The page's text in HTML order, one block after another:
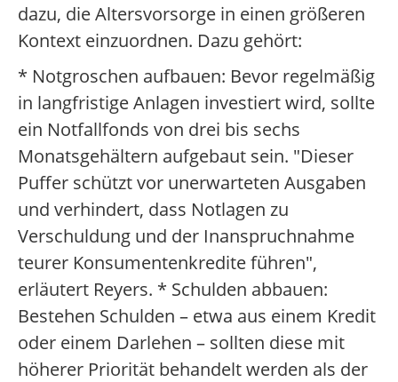
dazu, die Altersvorsorge in einen größeren
Kontext einzuordnen. Dazu gehört:
* Notgroschen aufbauen: Bevor regelmäßig
in langfristige Anlagen investiert wird, sollte
ein Notfallfonds von drei bis sechs
Monatsgehältern aufgebaut sein. "Dieser
Puffer schützt vor unerwarteten Ausgaben
und verhindert, dass Notlagen zu
Verschuldung und der Inanspruchnahme
teurer Konsumentenkredite führen",
erläutert Reyers. * Schulden abbauen:
Bestehen Schulden – etwa aus einem Kredit
oder einem Darlehen – sollten diese mit
höherer Priorität behandelt werden als der